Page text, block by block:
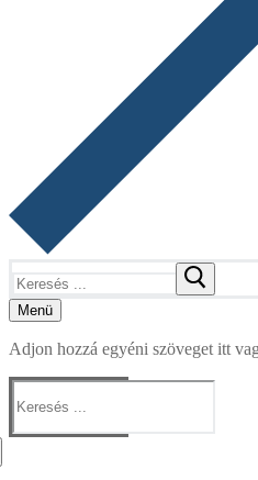
Menü
Adjon hozzá egyéni szöveget itt
Keresése: